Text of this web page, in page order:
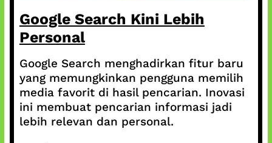
Google Search Kini Lebih
Personal
Google Search menghadirkan fitur baru
yang memungkinkan pengguna memilih
media favorit di hasil pencarian. Inovasi
ini membuat pencarian informasi jadi
lebih relevan dan personal.